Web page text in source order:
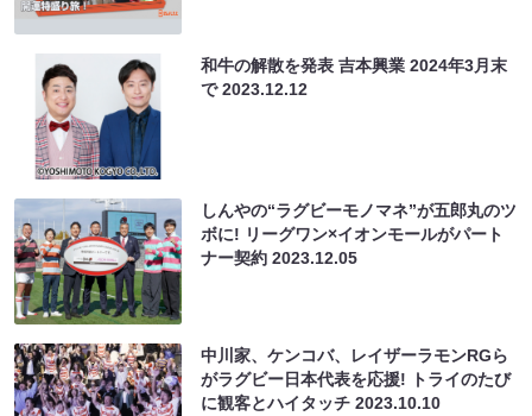
和牛の解散を発表 吉本興業 2024年3月末
で2023.12.12
しんやの“ラグビーモノマネ”が五郎丸のツ
ボに! リーグワン×イオンモールがパート
ナー契約2023.12.05
中川家、ケンコバ、レイザーラモンRGら
がラグビー日本代表を応援! トライのたび
に観客とハイタッチ2023.10.10